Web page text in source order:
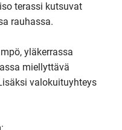
terassi kutsuvat
rauhassa.
yläkerrassa
miellyttävä
valokuituyhteys